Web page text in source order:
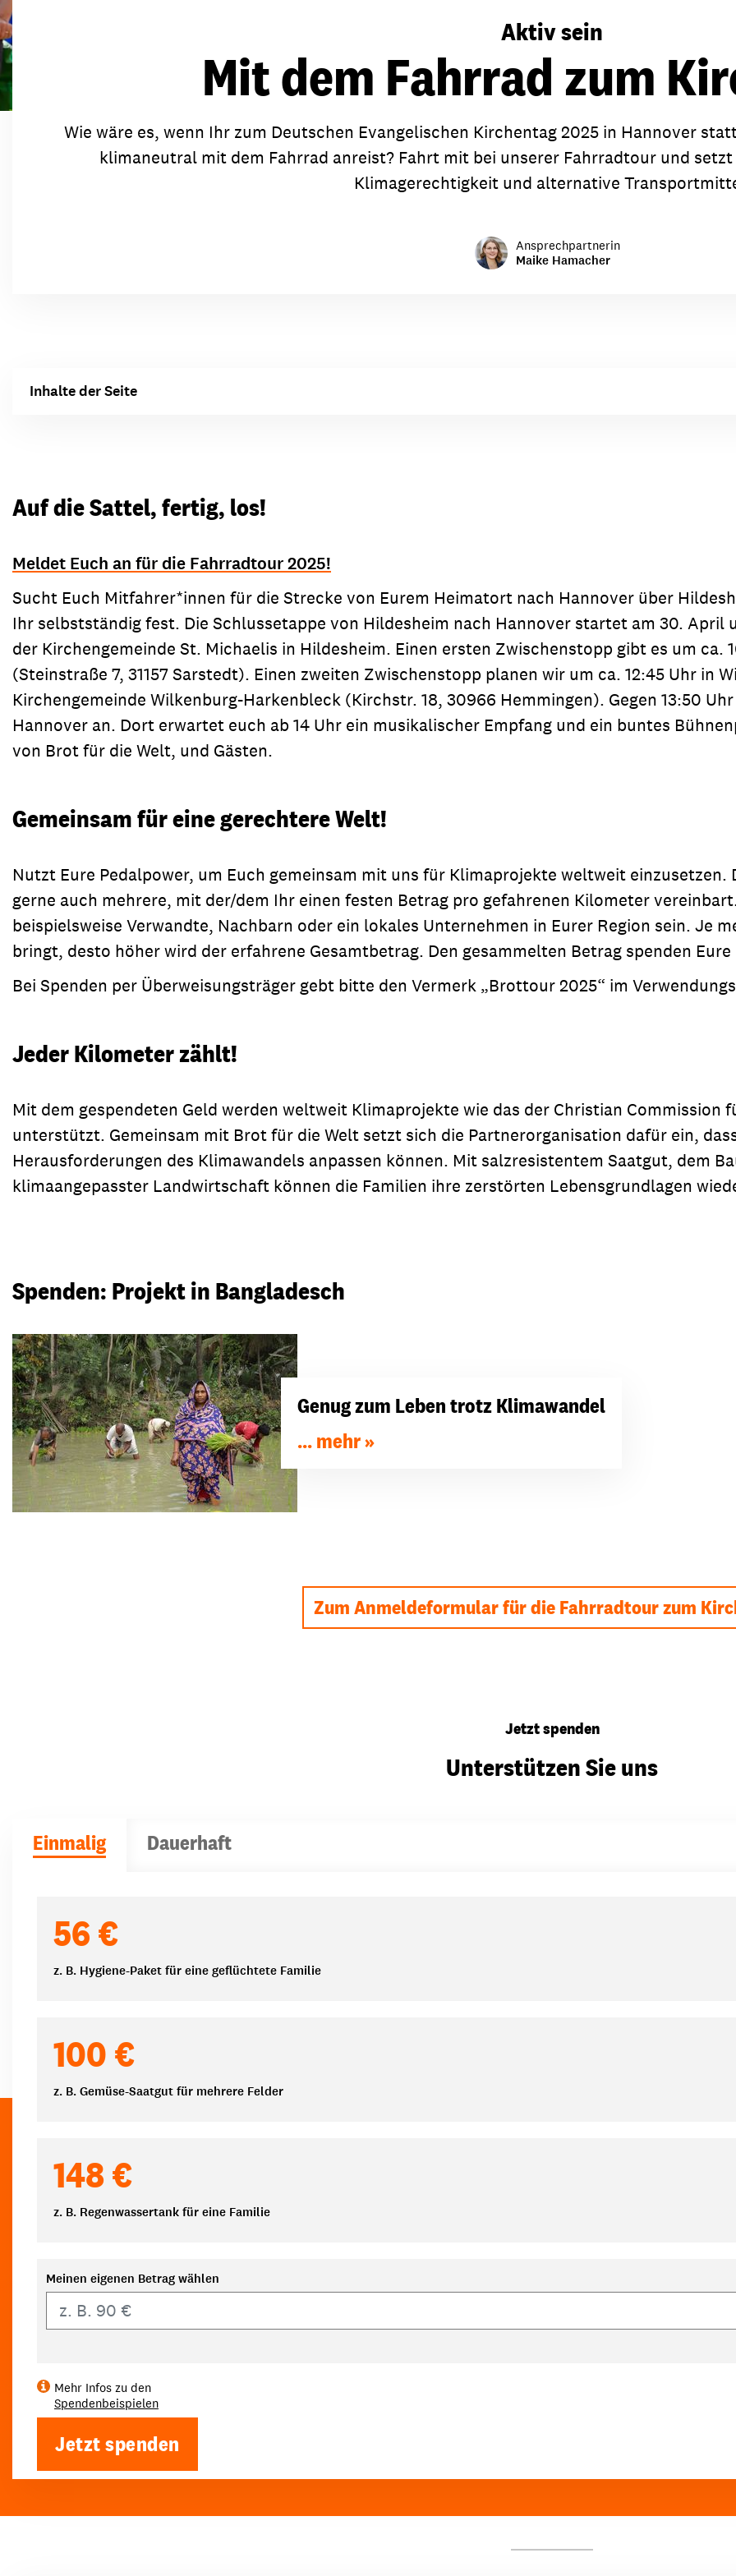
Einsatz der Spendengelder
Regionale Kontakte
Aktiv sein
Mit dem Fahrrad zum
Wie wäre es, wenn Ihr zum Deutschen Evangelischen Kirchentag 2025 in Hannover
klimaneutral mit dem Fahrrad anreist? Fahrt mit bei unserer Fahrradtour und
Klimagerechtigkeit und alternative
Ansprechpartnerin
Maike Hamacher
Inhalte der Seite
Auf die Sattel, fertig, los!
Meldet Euch an für die Fahrradtour 2025!
Sucht Euch Mitfahrer*innen für die Strecke von Eurem Heimatort nach Hannover über
Ihr selbstständig fest. Die Schlussetappe von Hildesheim nach Hannover startet am 30.
der Kirchengemeinde St. Michaelis in Hildesheim. Einen ersten Zwischenstopp gibt es um ca.
(Steinstraße 7, 31157 Sarstedt). Einen zweiten Zwischenstopp planen wir um ca. 12:45 Uhr in
Kirchengemeinde Wilkenburg-Harkenbleck (Kirchstr. 18, 30966 Hemmingen). Gegen 13:50
Hannover an. Dort erwartet euch ab 14 Uhr ein musikalischer Empfang und ein buntes
von Brot für die Welt, und Gästen.
Gemeinsam für eine gerechtere Welt!
Nutzt Eure Pedalpower, um Euch gemeinsam mit uns für Klimaprojekte weltweit
gerne auch mehrere, mit der/dem Ihr einen festen Betrag pro gefahrenen Kilometer
beispielsweise Verwandte, Nachbarn oder ein lokales Unternehmen in Eurer Region sein. Je
bringt, desto höher wird der erfahrene Gesamtbetrag. Den gesammelten Betrag spenden
Bei Spenden per Überweisungsträger gebt bitte den Vermerk „Brottour 2025“ im
Jeder Kilometer zählt!
Mit dem gespendeten Geld werden weltweit Klimaprojekte wie das der Christian Commission
unterstützt. Gemeinsam mit Brot für die Welt setzt sich die Partnerorganisation dafür ein,
Herausforderungen des Klimawandels anpassen können. Mit salzresistentem Saatgut, dem
klimaangepasster Landwirtschaft können die Familien ihre zerstörten Lebensgrundlagen
Spenden: Projekt in Bangladesch
Genug zum Leben trotz Klimawandel
... mehr
Zum Anmeldeformular für die Fahrradtour zum
Jetzt spenden
Unterstützen Sie uns
Einmalig Dauerhaft
56 €
z. B. Hygiene-Paket für eine geflüchtete Familie
100 €
z. B. Gemüse-Saatgut für mehrere Felder
148 €
z. B. Regenwassertank für eine Familie
Meinen eigenen Betrag wählen
Mehr Infos zu den
Spendenbeispielen
Jetzt spenden